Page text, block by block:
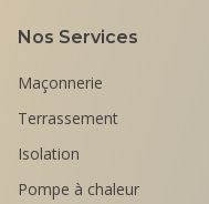
Nos Services
Maçonnerie
Terrassement
Isolation
Pompe à chaleur